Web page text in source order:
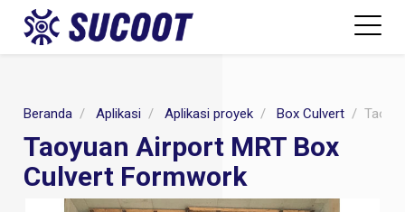
Beranda Aplikasi Aplikasi proyek Box Culvert
Taoyuan Airport MRT Box
Culvert Formwork